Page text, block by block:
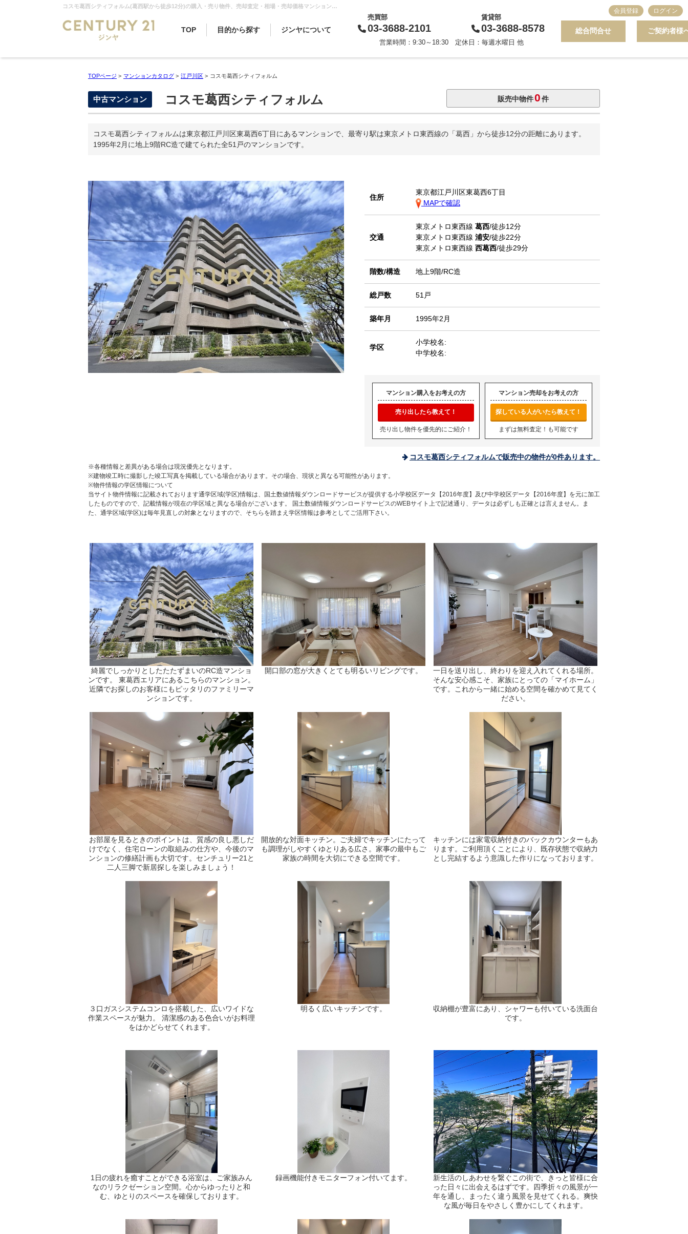
コスモ葛西シティフォルム(葛西駅から徒歩12分)の購入・売り物件、売却査定・相場・売却価格マンション情報｜センチュリー21 ジンヤ
TOP 目的から探す ジンヤについて
売買部
03-3688-2101
賃貸部
03-3688-8578
営業時間：9:30～18:30 定休日：毎週水曜日 他
総合問合せ ご契約者様
会員登録 ログイン
TOPページ > マンションカタログ > 江戸川区 > コスモ葛西シティフォルム
中古マンション コスモ葛西シティフォルム 販売中物件0件
コスモ葛西シティフォルムは東京都江戸川区東葛西6丁目にあるマンションで、最寄り駅は東京メトロ東西線の「葛西」から徒歩12分の距離にあります。
1995年2月に地上9階RC造で建てられた全51戸のマンションです。
住所
東京都江戸川区東葛西6丁目
MAPで確認
交通
東京メトロ東西線 葛西/徒歩12分
東京メトロ東西線 浦安/徒歩22分
東京メトロ東西線 西葛西/徒歩29分
階数/構造 地上9階/RC造
総戸数 51戸
築年月 1995年2月
学区
小学校名:
中学校名:
マンション購入をお考えの方
売り出したら教えて！
売り出し物件を優先的にご紹介！
マンション売却をお考えの方
探している人がいたら教えて！
まずは無料査定！も可能です
コスモ葛西シティフォルムで販売中の物件が0件あります。
※各種情報と差異がある場合は現況優先となります。
※建物竣工時に撮影した竣工写真を掲載している場合があります。その場合、現状と異なる可能性があります。
※物件情報の学区情報について
当サイト物件情報に記載されております通学区域(学区)情報は、国土数値情報ダウンロードサービスが提供する小学校区データ【2016年度】及び中学校区データ【2016年度】を元に加工
したものですので、記載情報が現在の学区域と異なる場合がございます。 国土数値情報ダウンロードサービスのWEBサイト上で記述通り、データは必ずしも正確とは言えません。ま
た、通学区域(学区)は毎年見直しの対象となりますので、そちらを踏まえ学区情報は参考としてご活用下さい。
綺麗でしっかりとしたたたずまいのRC造マンショ
ンです。 東葛西エリアにあるこちらのマンション。
近隣でお探しのお客様にもピッタリのファミリーマ
ンションです。
開口部の窓が大きくとても明るいリビングです。
一日を送り出し、終わりを迎え入れてくれる場所。
そんな安心感こそ、家族にとっての「マイホーム」
です。これから一緒に始める空間を確かめて見てく
ださい。
お部屋を見るときのポイントは、質感の良し悪しだ
けでなく、住宅ローンの取組みの仕方や、今後のマ
ンションの修繕計画も大切です。センチュリー21と
二人三脚で新居探しを楽しみましょう！
開放的な対面キッチン。ご夫婦でキッチンにたって
も調理がしやすくゆとりある広さ。家事の最中もご
家族の時間を大切にできる空間です。
キッチンには家電収納付きのバックカウンターもあ
ります。ご利用頂くことにより、既存状態で収納力
とし完結するよう意識した作りになっております。
３口ガスシステムコンロを搭載した、広いワイドな
作業スペースが魅力。 清潔感のある色合いがお料理
をはかどらせてくれます。
明るく広いキッチンです。
収納棚が豊富にあり、シャワーも付いている洗面台
です。
1日の疲れを癒すことができる浴室は、ご家族みん
なのリラクゼーション空間。心からゆったりと和
む、ゆとりのスペースを確保しております。
録画機能付きモニターフォン付いてます。
新生活のしあわせを繋ぐこの街で、きっと皆様に合
った日々に出会えるはずです。四季折々の風景が一
年を通し、まったく違う風景を見せてくれる。爽快
な風が毎日をやさしく豊かにしてくれます。